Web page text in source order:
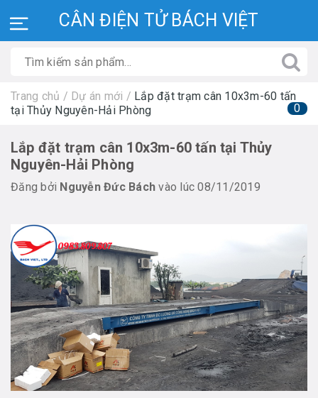
CÂN ĐIỆN TỬ BÁCH VIỆT
0
Trang chủ / Dự án mới / Lắp đặt trạm cân 10x3m-60 tấn
tại Thủy Nguyên-Hải Phòng
Lắp đặt trạm cân 10x3m-60 tấn tại Thủy
Nguyên-Hải Phòng
Đăng bởi Nguyễn Đức Bách vào lúc 08/11/2019